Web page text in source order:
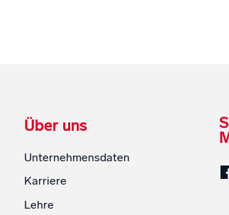
Über uns
Unternehmensdaten
Karriere
Lehre